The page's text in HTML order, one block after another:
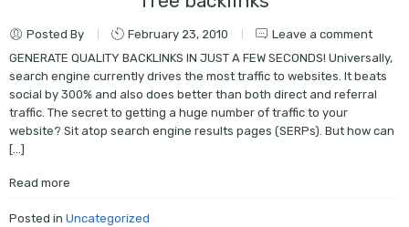
Posted By February 23, 2010
Leave a comment
GENERATE QUALITY BACKLINKS IN JUST A FEW SECONDS! Universally,
search engine currently drives the most traffic to websites. It beats
social by 300% and also does better than both direct and referral
traffic. The secret to getting a huge number of traffic to your
website? Sit atop search engine results pages (SERPs). But how can
[…]
Read more
Posted in Uncategorized